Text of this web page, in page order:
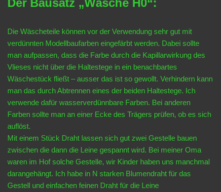
Die Wäscheteile können vor der Verwendung sehr gut mit
verdünnten Modellbaufarben eingefärbt werden. Dabei sollte
man aufpassen, dass die Farbe durch die Kapillarwirkung des
Vlieses nicht über die Haltestege in ein benachbartes
Wäschestück fließt – ausser das ist so gewollt. Verhindern kann
man das durch Abtrennen eines der beiden Haltestege. Ich
verwende dafür wasserverdünnbare Farben. Bei anderen
Farben sollte man an einer Ecke des Trägers prüfen, ob es sich
auflöst.
Mit einem Stück Draht lassen sich gut zwei Gestelle bauen
zwischen die dann die Leine gespannt wird. Bei meiner Oma
waren im Hof solche Gestelle, wir Kinder haben uns manchmal
darangehängt. Ich habe in N starken Blumendraht für das
Gestell und einfachen feinen Draht für die Leine